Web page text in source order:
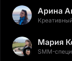
Арина
Мария
SMM-